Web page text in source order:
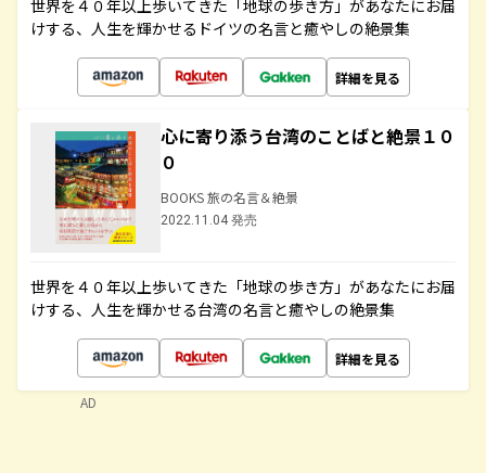
世界を４０年以上歩いてきた「地球の歩き方」があなたにお届
けする、人生を輝かせるドイツの名言と癒やしの絶景集
詳細を見る
心に寄り添う台湾のことばと絶景１０
０
BOOKS 旅の名言＆絶景
2022.11.04 発売
世界を４０年以上歩いてきた「地球の歩き方」があなたにお届
けする、人生を輝かせる台湾の名言と癒やしの絶景集
詳細を見る
AD